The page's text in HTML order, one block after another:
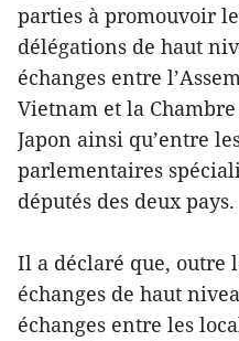
parties à promouvoir
délégations de haut
échanges entre
Vietnam et la
Japon ainsi qu’entre
parlementaires
députés des deux pays.
Il a déclaré que, outre
échanges de haut
échanges entre les